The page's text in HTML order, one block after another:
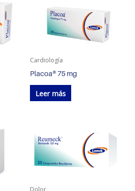
Cardiología
Placoa® 75 mg
Leer más
Dolor